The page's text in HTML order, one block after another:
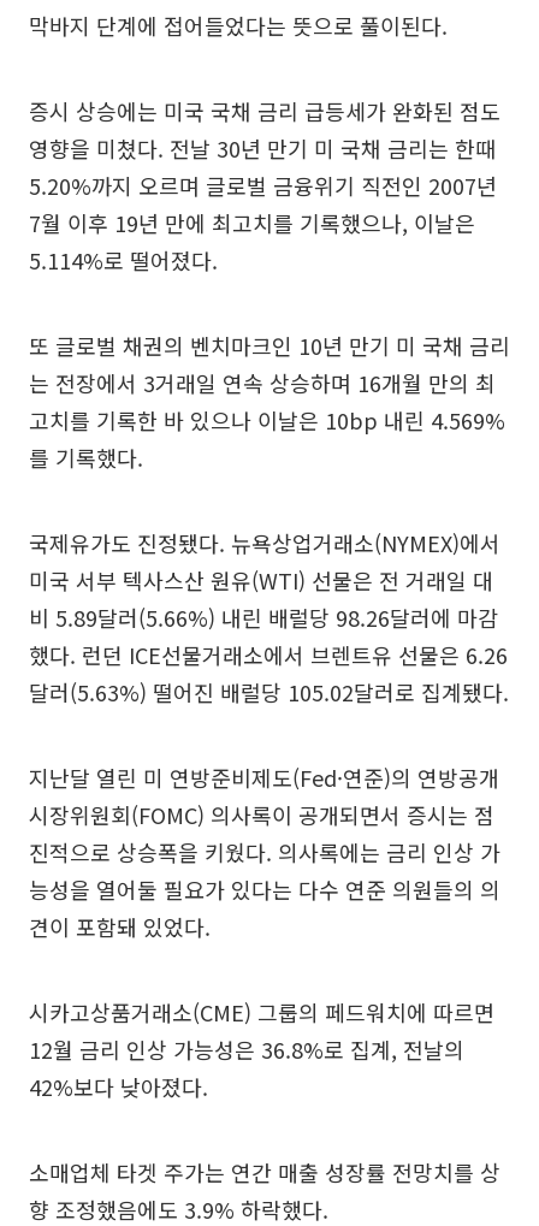
막바지 단계에 접어들었다는 뜻으로 풀이된다.
증시 상승에는 미국 국채 금리 급등세가 완화된 점도
영향을 미쳤다. 전날 30년 만기 미 국채 금리는 한때
5.20%까지 오르며 글로벌 금융위기 직전인 2007년
7월 이후 19년 만에 최고치를 기록했으나, 이날은
5.114%로 떨어졌다.
또 글로벌 채권의 벤치마크인 10년 만기 미 국채 금리
는 전장에서 3거래일 연속 상승하며 16개월 만의 최
고치를 기록한 바 있으나 이날은 10bp 내린 4.569%
를 기록했다.
국제유가도 진정됐다. 뉴욕상업거래소(NYMEX)에서
미국 서부 텍사스산 원유(WTI) 선물은 전 거래일 대
비 5.89달러(5.66%) 내린 배럴당 98.26달러에 마감
했다. 런던 ICE선물거래소에서 브렌트유 선물은 6.26
달러(5.63%) 떨어진 배럴당 105.02달러로 집계됐다.
지난달 열린 미 연방준비제도(Fed·연준)의 연방공개
시장위원회(FOMC) 의사록이 공개되면서 증시는 점
진적으로 상승폭을 키웠다. 의사록에는 금리 인상 가
능성을 열어둘 필요가 있다는 다수 연준 의원들의 의
견이 포함돼 있었다.
시카고상품거래소(CME) 그룹의 페드워치에 따르면
12월 금리 인상 가능성은 36.8%로 집계, 전날의
42%보다 낮아졌다.
소매업체 타겟 주가는 연간 매출 성장률 전망치를 상
향 조정했음에도 3.9% 하락했다.